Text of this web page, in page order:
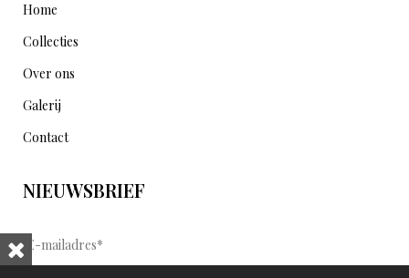
Home
Collecties
Over ons
Galerij
Contact
NIEUWSBRIEF
E
-